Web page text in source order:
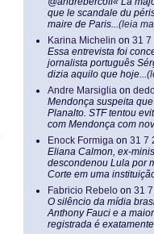
que le scandale du
maire de Paris...(leia
Karina Michelin on 31 7
Essa entrevista foi
jornalista português
dizia aquilo que hoje...
Andre Marsiglia on
Mendonça suspeita
Planalto. STF tentou
com Mendonça com
Enock Formiga on 31 7
Eliana Calmon, ex-
descondenou Lula por
Corte em uma
Fabricio Rebelo on 31
O silêncio da mídia
Anthony Fauci e a
registrada é